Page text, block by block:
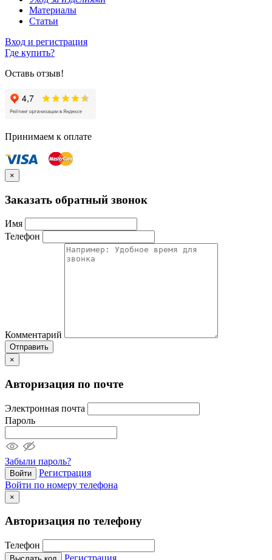
Материалы
Статьи
Вход и регистрация
Где купить?
Оставь отзыв!
Принимаем к оплате
×
Заказать обратный звонок
Имя
Телефон
Комментарий
Отправить
×
Авторизация по почте
Электронная почта
Пароль
Забыли пароль?
Войти
Регистрация
Войти по номеру телефона
×
Авторизация по телефону
Телефон